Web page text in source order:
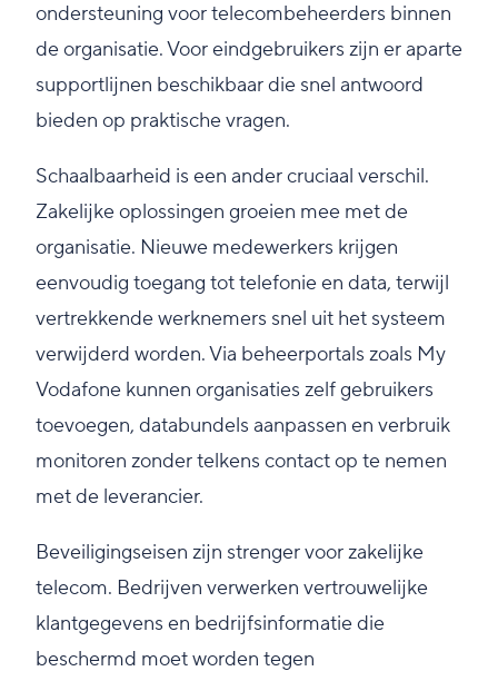
ondersteuning voor telecombeheerders binnen
de organisatie. Voor eindgebruikers zijn er aparte
supportlijnen beschikbaar die snel antwoord
bieden op praktische vragen.
Schaalbaarheid is een ander cruciaal verschil.
Zakelijke oplossingen groeien mee met de
organisatie. Nieuwe medewerkers krijgen
eenvoudig toegang tot telefonie en data, terwijl
vertrekkende werknemers snel uit het systeem
verwijderd worden. Via beheerportals zoals My
Vodafone kunnen organisaties zelf gebruikers
toevoegen, databundels aanpassen en verbruik
monitoren zonder telkens contact op te nemen
met de leverancier.
Beveiligingseisen zijn strenger voor zakelijke
telecom. Bedrijven verwerken vertrouwelijke
klantgegevens en bedrijfsinformatie die
beschermd moet worden tegen